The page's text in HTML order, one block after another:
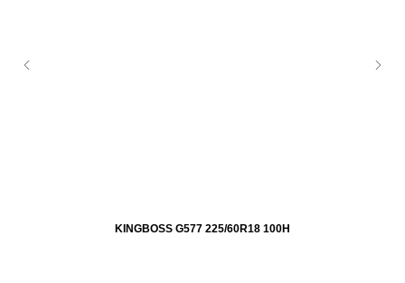
KINGBOSS G577 225/60R18 100H